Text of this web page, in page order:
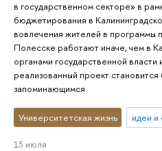
в государственном секторе» в
бюджетирования в
вовлечения жителей в программы
Полесске работают иначе, чем в
органами государственной
реализованный проект
запоминающимся.
Университетская жизнь идеи и
13 июля